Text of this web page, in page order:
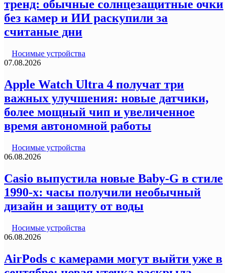
тренд: обычные солнцезащитные очки
без камер и ИИ раскупили за
считаные дни
Носимые устройства
07.08.2026
Apple Watch Ultra 4 получат три
важных улучшения: новые датчики,
более мощный чип и увеличенное
время автономной работы
Носимые устройства
06.08.2026
Casio выпустила новые Baby-G в стиле
1990-х: часы получили необычный
дизайн и защиту от воды
Носимые устройства
06.08.2026
AirPods с камерами могут выйти уже в